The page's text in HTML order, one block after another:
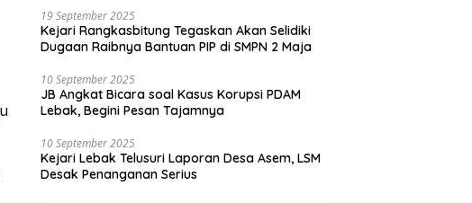
19 September 2025
Kejari Rangkasbitung Tegaskan Akan Selidiki
Dugaan Raibnya Bantuan PIP di SMPN 2 Maja
10 September 2025
JB Angkat Bicara soal Kasus Korupsi PDAM
Lebak, Begini Pesan Tajamnya
10 September 2025
Kejari Lebak Telusuri Laporan Desa Asem, LSM
Desak Penanganan Serius